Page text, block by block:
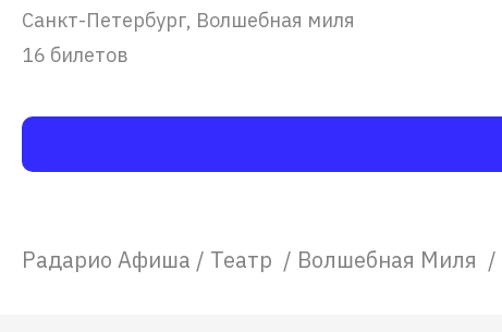
Санкт-Петербург, Волшебная миля
16 билетов
Радарио Афиша / Театр / Волшебная Миля /